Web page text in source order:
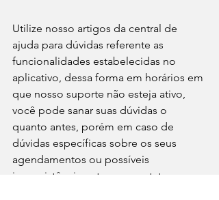
Utilize nosso artigos da central de
ajuda para dúvidas referente as
funcionalidades estabelecidas no
aplicativo, dessa forma em horários em
que nosso suporte não esteja ativo,
você pode sanar suas dúvidas o
quanto antes, porém em caso de
dúvidas específicas sobre os seus
agendamentos ou possíveis
inconsistência entre em contato com o